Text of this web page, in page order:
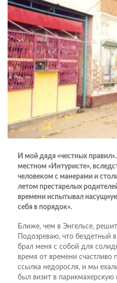
И мой дядя «честных
местном «Интуристе»,
человеком с манерами и
летом престарелых
времени испытывал
себя в порядок».
Ближе, чем в Энгельсе,
Подозреваю, что бездетный
брал меня с собой для
время от времени счастливо
ссылка недоросля, и мы
был визит в парикмахерскую